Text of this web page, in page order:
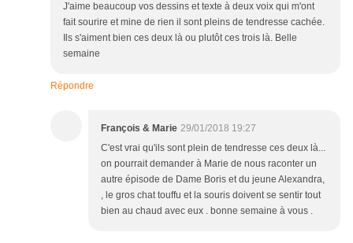
J'aime beaucoup vos dessins et texte à deux voix qui m'ont
fait sourire et mine de rien il sont pleins de tendresse cachée.
Ils s'aiment bien ces deux là ou plutôt ces trois là. Belle
semaine
Répondre
François & Marie 29/01/2018 19:27
C'est vrai qu'ils sont plein de tendresse ces deux là...
on pourrait demander à Marie de nous raconter un
autre épisode de Dame Boris et du jeune Alexandra,
, le gros chat touffu et la souris doivent se sentir tout
bien au chaud avec eux . bonne semaine à vous .